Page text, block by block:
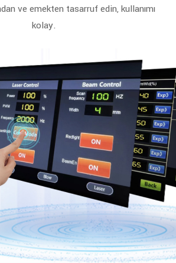
ve emekten tasarruf edin, kullanımı
kolay.